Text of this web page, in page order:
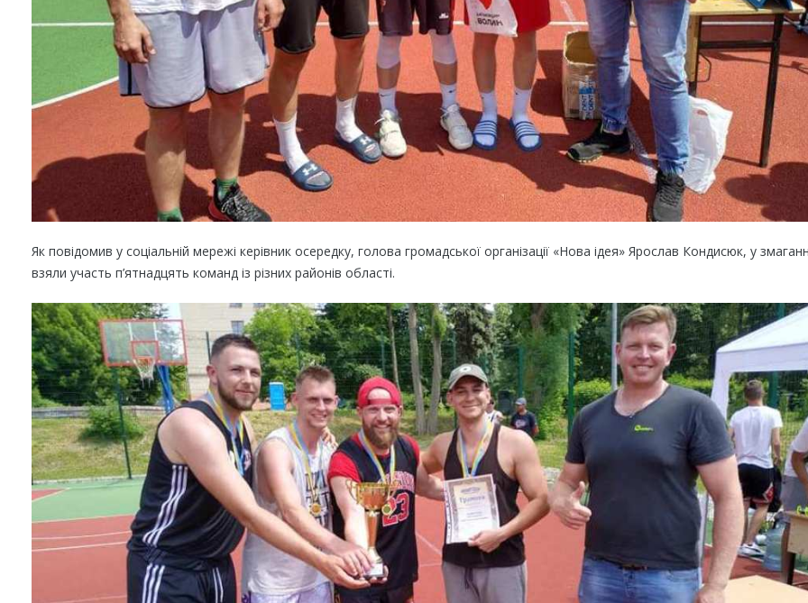
Як повідомив у соціальній мережі керівник осередку, голова громадської організації «Нова ідея» Ярослав Кондисюк, у
взяли участь п’ятнадцять команд із різних районів області.